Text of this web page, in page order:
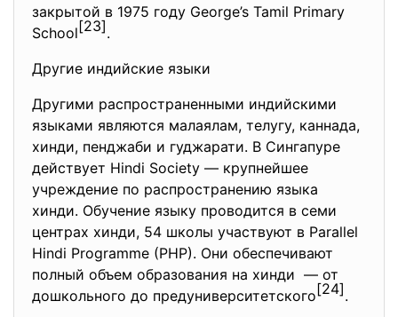
закрытой в 1975 году George’s Tamil Primary
School[23].
Другие индийские языки
Другими распространенными индийскими
языками являются малаялам, телугу, каннада,
хинди, пенджаби и гуджарати. В Сингапуре
действует Hindi Society — крупнейшее
учреждение по распространению языка
хинди. Обучение языку проводится в семи
центрах хинди, 54 школы участвуют в Parallel
Hindi Programme (PHP). Они обеспечивают
полный объем образования на хинди — от
дошкольного до предуниверситетского[24].